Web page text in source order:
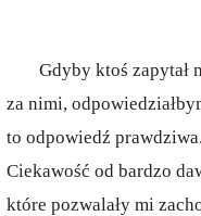
Gdyby ktoś zapytał
za nimi,
to odpowiedź
Ciekawość od bardzo
które pozwalały mi